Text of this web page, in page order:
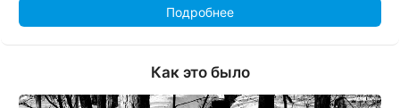
Подробнее
Как это было